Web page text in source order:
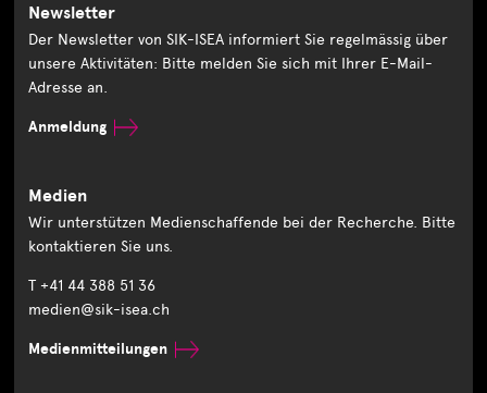
Newsletter
Der Newsletter von SIK-ISEA informiert Sie regelmässig über
unsere Aktivitäten: Bitte melden Sie sich mit Ihrer E-Mail-
Adresse an.
Anmeldung
Medien
Wir unterstützen Medienschaffende bei der Recherche. Bitte
kontaktieren Sie uns.
T +41 44 388 51 36
medien@sik-isea.ch
Medienmitteilungen